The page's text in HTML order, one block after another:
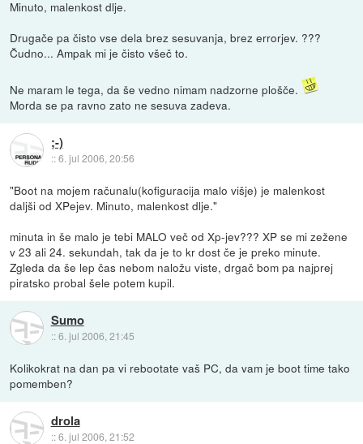
Minuto, malenkost dlje.
Drugače pa čisto vse dela brez sesuvanja, brez errorjev. ???
Čudno... Ampak mi je čisto všeč to.
Ne maram le tega, da še vedno nimam nadzorne plošče.
Morda se pa ravno zato ne sesuva zadeva.
;-)
::6. jul 2006, 20:56
"Boot na mojem računalu(kofiguracija malo višje) je malenkost
daljši od XPejev. Minuto, malenkost dlje."
minuta in še malo je tebi MALO več od Xp-jev??? XP se mi zežene
v 23 ali 24. sekundah, tak da je to kr dost če je preko minute.
Zgleda da še lep čas nebom naložu viste, drgač bom pa najprej
piratsko probal šele potem kupil.
Sumo
::6. jul 2006, 21:45
Kolikokrat na dan pa vi rebootate vaš PC, da vam je boot time tako
pomemben?
drola
::6. jul 2006, 21:52